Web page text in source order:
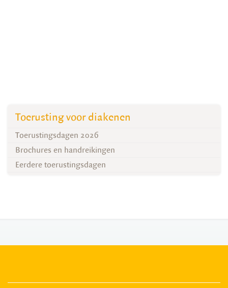
Toerusting voor diakenen
Toerustingsdagen 2026
Brochures en handreikingen
Eerdere toerustingsdagen